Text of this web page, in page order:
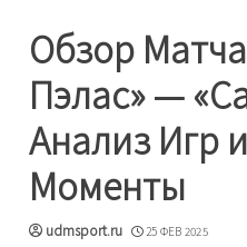
Обзор
Пэлас» —
Анализ Игр
Моменты
udmsport.ru 25 ФЕВ 2025